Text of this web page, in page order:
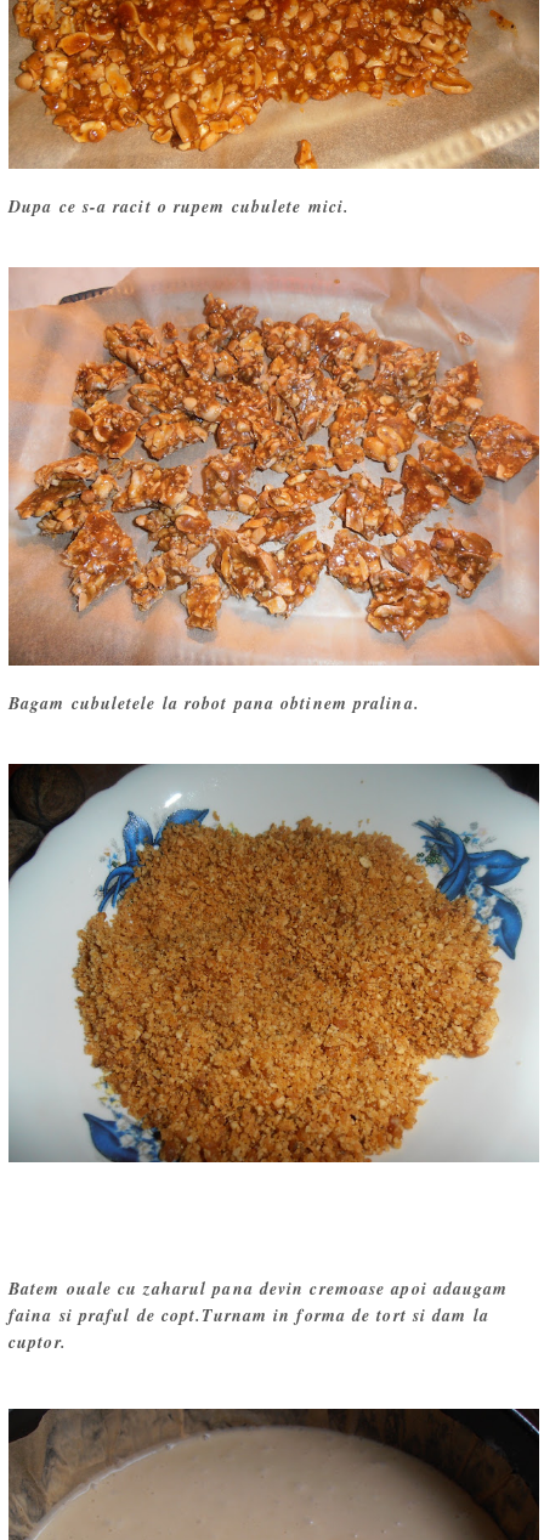
Dupa ce s-a racit o rupem cubulete mici.
Bagam cubuletele la robot pana obtinem pralina.
Batem ouale cu zaharul pana devin cremoase apoi adaugam
faina si praful de copt.Turnam in forma de tort si dam la
cuptor.